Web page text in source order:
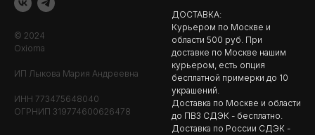
© 2024
Oxioma
ИП Лыкова Мария Андреевна
ИНН 773475648040
ОГРНИП 319774600626478
ДОСТАВКА:
Курьером по Москве и
области 500 руб. При
доставке по Москве нашим
курьером, есть опция
бесплатной примерки до 10
украшений.
Доставка по Москве и области
до ПВЗ СДЭК - бесплатно.
Доставка по России СДЭК -